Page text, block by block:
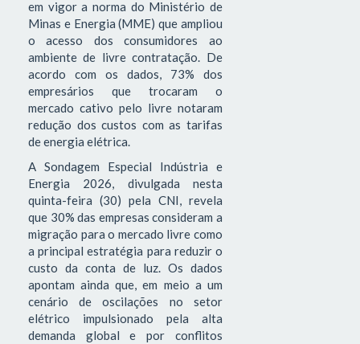
em vigor a norma do Ministério de
Minas e Energia (MME) que ampliou
o acesso dos consumidores ao
ambiente de livre contratação. De
acordo com os dados, 73% dos
empresários que trocaram o
mercado cativo pelo livre notaram
redução dos custos com as tarifas
de energia elétrica.
A Sondagem Especial Indústria e
Energia 2026, divulgada nesta
quinta-feira (30) pela CNI, revela
que 30% das empresas consideram a
migração para o mercado livre como
a principal estratégia para reduzir o
custo da conta de luz. Os dados
apontam ainda que, em meio a um
cenário de oscilações no setor
elétrico impulsionado pela alta
demanda global e por conflitos